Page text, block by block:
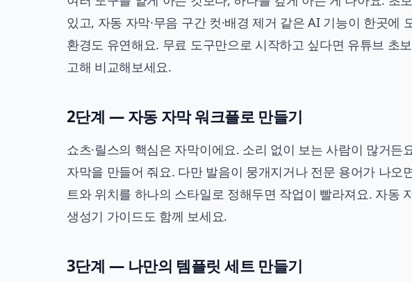
있고, 자동 자막·무음 구간 컷·배경 제거 같은 AI 기능이 한곳에
환경도 유연해요. 무료 도구만으로 시작하고 싶다면 유튜브 초
고해 비교해보세요.
2단계 — 자동 자막 워크플로 만들기
쇼츠·릴스의 핵심은 자막이에요. 소리 없이 보는 사람이 많거
자막을 만들어 줘요. 다만 발음이 뭉개지거나 전문 용어가 나오
트와 위치를 하나의 스타일로 정해두면 작업이 빨라져요. 자동
생성기 가이드 도 함께 보세요.
3단계 — 나만의 템플릿 세트 만들기